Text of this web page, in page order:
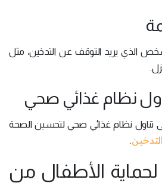
الذي يريد التوقف عن التدخين، مثل
نظام غذائي صحي لتحسين الصحة
.
الأطفال من